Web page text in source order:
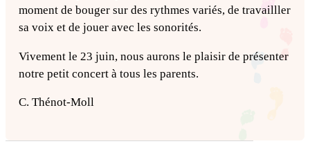
moment de bouger sur des rythmes variés, de travailller
sa voix et de jouer avec les sonorités.
Vivement le 23 juin, nous aurons le plaisir de présenter
notre petit concert à tous les parents.
C. Thénot-Moll